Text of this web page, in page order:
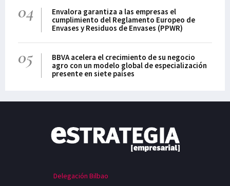
04
Envalora garantiza a las empresas el
cumplimiento del Reglamento Europeo de
Envases y Residuos de Envases (PPWR)
05
BBVA acelera el crecimiento de su negocio
agro con un modelo global de especialización
presente en siete países
Delegación Bilbao